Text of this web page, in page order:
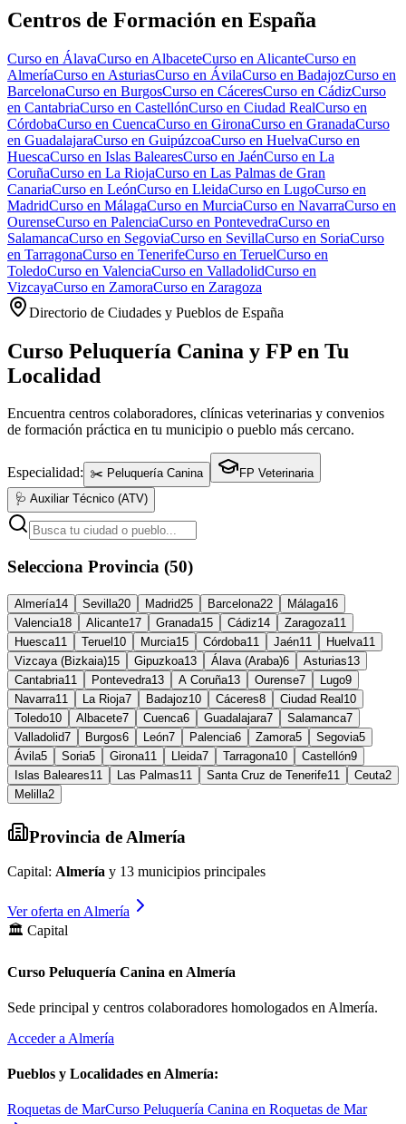
Centros de Formación en España
Curso en ÁlavaCurso en AlbaceteCurso en AlicanteCurso en
AlmeríaCurso en AsturiasCurso en ÁvilaCurso en BadajozCurso en
BarcelonaCurso en BurgosCurso en CáceresCurso en CádizCurso
en CantabriaCurso en CastellónCurso en Ciudad RealCurso en
CórdobaCurso en CuencaCurso en GironaCurso en GranadaCurso
en GuadalajaraCurso en GuipúzcoaCurso en HuelvaCurso en
HuescaCurso en Islas BalearesCurso en JaénCurso en La
CoruñaCurso en La RiojaCurso en Las Palmas de Gran
CanariaCurso en LeónCurso en LleidaCurso en LugoCurso en
MadridCurso en MálagaCurso en MurciaCurso en NavarraCurso en
OurenseCurso en PalenciaCurso en PontevedraCurso en
SalamancaCurso en SegoviaCurso en SevillaCurso en SoriaCurso
en TarragonaCurso en TenerifeCurso en TeruelCurso en
ToledoCurso en ValenciaCurso en ValladolidCurso en
VizcayaCurso en ZamoraCurso en Zaragoza
Directorio de Ciudades y Pueblos de España
Curso Peluquería Canina y FP en Tu
Localidad
Encuentra centros colaboradores, clínicas veterinarias y convenios
de formación práctica en tu municipio o pueblo más cercano.
Especialidad: ✂️ Peluquería Canina
FP Veterinaria
🩺 Auxiliar Técnico (ATV)
Selecciona Provincia (50)
Almería14 Sevilla20 Madrid25 Barcelona22 Málaga16
Valencia18 Alicante17 Granada15 Cádiz14 Zaragoza11
Huesca11 Teruel 10 Murcia15 Córdoba11 Jaén11 Huelva11
Vizcaya (Bizkaia)15 Gipuzkoa13 Álava (Araba)6 Asturias13
Cantabria11 Pontevedra13 A Coruña13 Ourense7 Lugo9
Navarra11 La Rioja7 Badajoz10 Cáceres8 Ciudad Real 10
Toledo10 Albacete7 Cuenca6 Guadalajara7 Salamanca7
Valladolid7 Burgos6 León7 Palencia6 Zamora5 Segovia5
Ávila5 Soria5 Girona11 Lleida7 Tarragona10 Castellón9
Islas Baleares11 Las Palmas11 Santa Cruz de Tenerife11 Ceuta2
Melilla2
Provincia de Almería
Capital: Almería y 13 municipios principales
Ver oferta en Almería
🏛️ Capital
Curso Peluquería Canina en Almería
Sede principal y centros colaboradores homologados en Almería.
Acceder a Almería
Pueblos y Localidades en Almería:
Roquetas de MarCurso Peluquería Canina en Roquetas de Mar